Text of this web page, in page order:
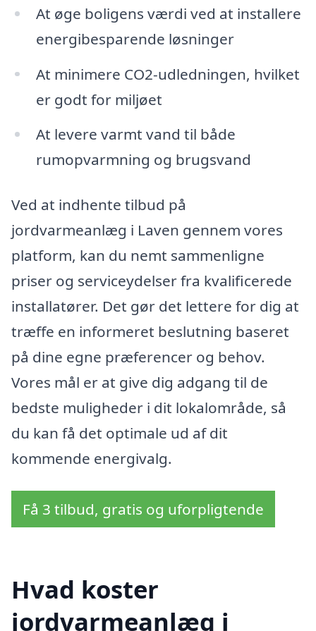
At øge boligens værdi ved at installere
energibesparende løsninger
At minimere CO2-udledningen, hvilket
er godt for miljøet
At levere varmt vand til både
rumopvarmning og brugsvand
Ved at indhente tilbud på
jordvarmeanlæg i Laven gennem vores
platform, kan du nemt sammenligne
priser og serviceydelser fra kvalificerede
installatører. Det gør det lettere for dig at
træffe en informeret beslutning baseret
på dine egne præferencer og behov.
Vores mål er at give dig adgang til de
bedste muligheder i dit lokalområde, så
du kan få det optimale ud af dit
kommende energivalg.
Få 3 tilbud, gratis og uforpligtende
Hvad koster
jordvarmeanlæg i